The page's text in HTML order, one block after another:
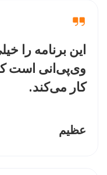
این برنامه را
وی‌پی‌انی است
کار می‌کند.
عظیم